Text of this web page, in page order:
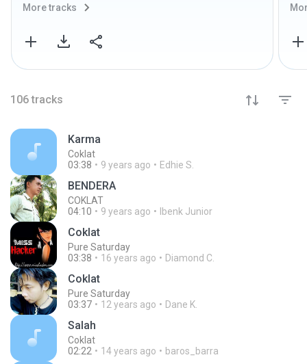
More tracks
106 tracks
Karma
Coklat
03:38
9 years ago Edhie S.
BENDERA
COKLAT
04:10
9 years ago Ibenk Junior
Coklat
Pure Saturday
03:38
16 years ago Diamond C.
Coklat
Pure Saturday
03:37
12 years ago Dane K.
Salah
Coklat
02:22
14 years ago baros_barra